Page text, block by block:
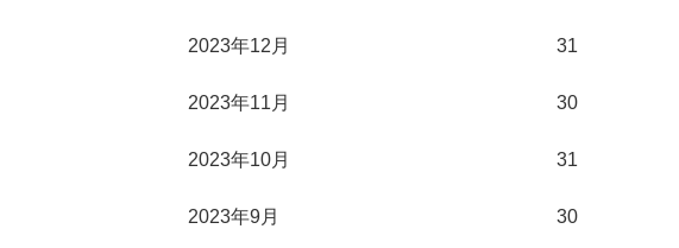
2023年12月 31
2023年11月 30
2023年10月 31
2023年9月 30